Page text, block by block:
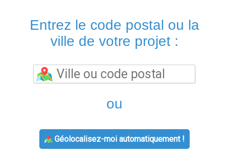
Entrez le code postal ou la
ville de votre projet :
ou
Géolocalisez-moi automatiquement !